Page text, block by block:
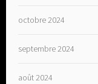
octobre 2024
septembre 2024
août 2024